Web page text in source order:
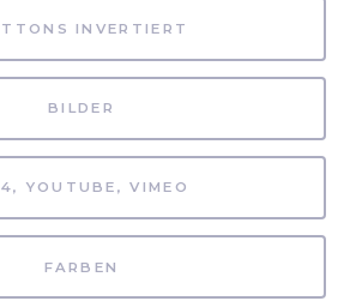
INVERTIERT
BILDER
YOUTUBE, VIMEO
FARBEN